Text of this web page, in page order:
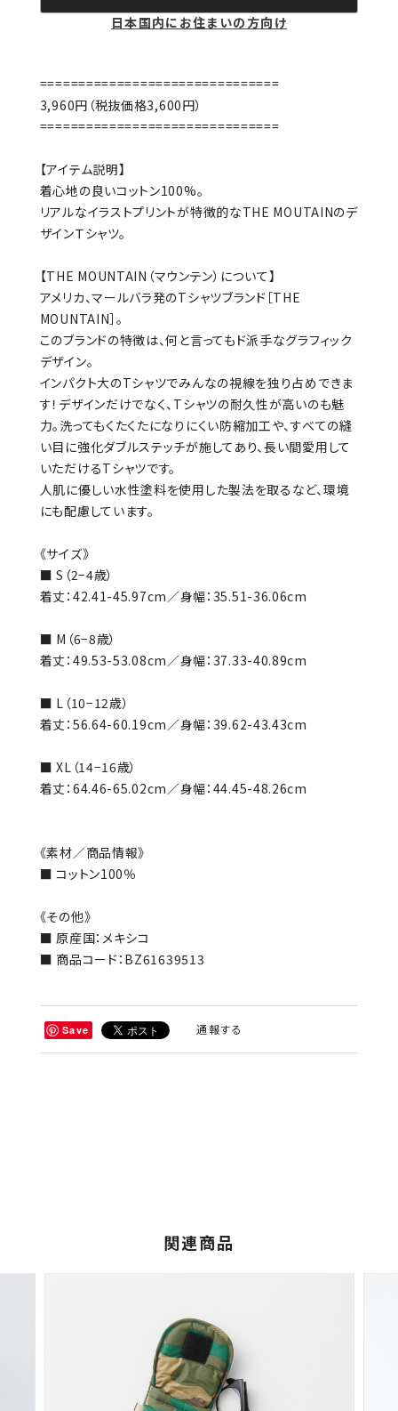
日本国内にお住まいの方向け
===============================
3,960円（税抜価格3,600円）
===============================
【アイテム説明】
着心地の良いコットン100%。
リアルなイラストプリントが特徴的なTHE MOUTAINのデ
ザインＴシャツ。
【THE MOUNTAIN（マウンテン）について】
アメリカ、マールバラ発のTシャツブランド［THE
MOUNTAIN］。
このブランドの特徴は、何と言ってもド派手なグラフィック
デザイン。
インパクト大のTシャツでみんなの視線を独り占めできま
す！デザインだけでなく、Tシャツの耐久性が高いのも魅
力。洗ってもくたくたになりにくい防縮加工や、すべての縫
い目に強化ダブルステッチが施してあり、長い間愛用して
いただけるTシャツです。
人肌に優しい水性塗料を使用した製法を取るなど、環境
にも配慮しています。
《サイズ》
■ S（2−4歳）
着丈：42.41-45.97cm／身幅：35.51-36.06cm
■ M（6−8歳）
着丈：49.53-53.08cm／身幅：37.33-40.89cm
■ L（10−12歳）
着丈：56.64-60.19cm／身幅：39.62-43.43cm
■ XL（14−16歳）
着丈：64.46-65.02cm／身幅：44.45-48.26cm
《素材／商品情報》
■ コットン100％
《その他》
■ 原産国：メキシコ
■ 商品コード：BZ61639513
Save 通報する
関連商品